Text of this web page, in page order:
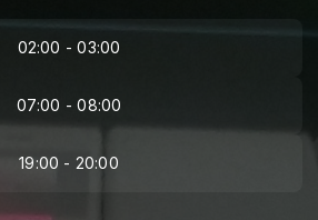
02:00 - 03:00
07:00 - 08:00
19:00 - 20:00